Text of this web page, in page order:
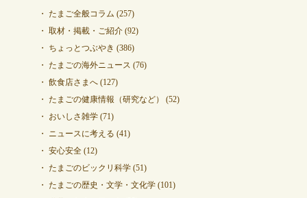
たまご全般コラム (257)
取材・掲載・ご紹介(92)
ちょっとつぶやき (386)
たまごの海外ニュース (76)
飲食店さまへ(127)
たまごの健康情報（研究など）
(52)
おいしさ雑学(71)
ニュースに考える (41)
安心安全(12)
たまごのビックリ科学(51)
たまごの歴史・文学・文化学(101)